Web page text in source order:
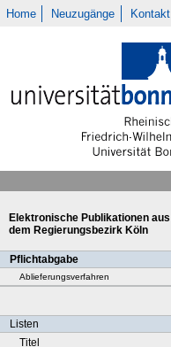
Home Neuzugänge Kontakt
Elektronische Publikationen aus
dem Regierungsbezirk Köln
Pflichtabgabe
Ablieferungsverfahren
Listen
Titel